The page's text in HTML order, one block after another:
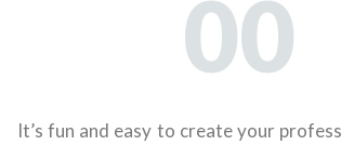
00
It’s fun and easy to create your